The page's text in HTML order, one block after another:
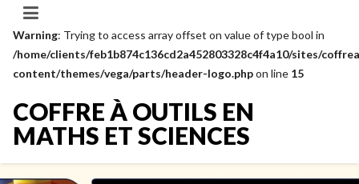
Warning: Trying to access array offset on value of type bool in
/home/clients/feb1b874c136cd2a452803328c4f4a10/sites/
content/themes/vega/parts/header-logo.phpon line 15
COFFRE À OUTILS EN
MATHS ET SCIENCES